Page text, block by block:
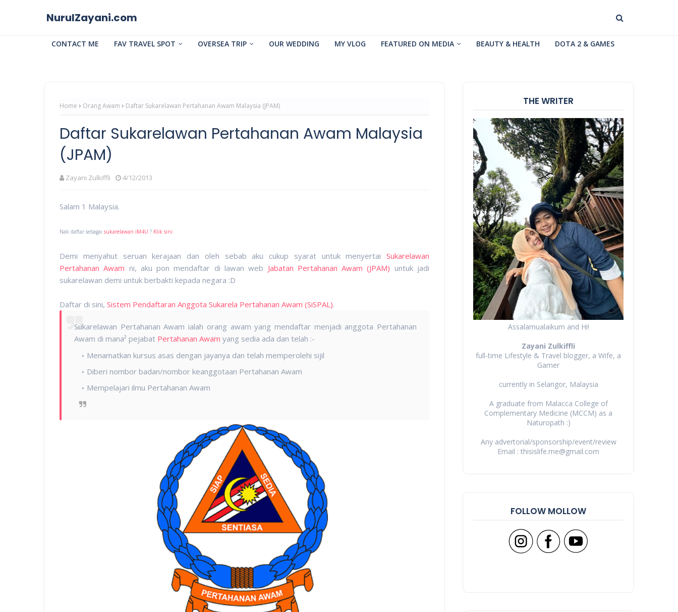
NurulZayani.com
CONTACT ME FAV TRAVEL SPOT OVERSEA TRIP OUR WEDDING MY VLOG FEATURED ON MEDIA BEAUTY & HEALTH DOTA 2 & GAMES
Home Orang Awam Daftar Sukarelawan Pertahanan Awam Malaysia (JPAM)
Daftar Sukarelawan Pertahanan Awam Malaysia
(JPAM)
Zayani Zulkiffli 4/12/2013
Salam 1 Malaysia.
Nak daftar sebagai sukarelawan iM4U ? Klik sini.
Demi menyahut seruan kerajaan dan oleh sebab aku cukup syarat untuk menyertai Sukarelawan
Pertahanan Awam ni, aku pon mendaftar di lawan web Jabatan Pertahanan Awam (JPAM) untuk jadi
sukarelawan demi untuk berbakti kepada negara :D
Daftar di sini, Sistem Pendaftaran Anggota Sukarela Pertahanan Awam (SiSPAL).
Sukarelawan Pertahanan Awam ialah orang awam yang mendaftar menjadi anggota Pertahanan
Awam di mana² pejabat Pertahanan Awam yang sedia ada dan telah :-
Menamatkan kursus asas dengan jayanya dan telah memperolehi sijil
Diberi nombor badan/nombor keanggotaan Pertahanan Awam
Mempelajari ilmu Pertahanan Awam
THE WRITER
Assalamualaikum and Hi!
Zayani Zulkiffli
full-time Lifestyle & Travel blogger, a Wife, a
Gamer
currently in Selangor, Malaysia
A graduate from Malacca College of
Complementary Medicine (MCCM) as a
Naturopath :)
Any advertorial/sponsorship/event/review
Email : thisislife.me@gmail.com
FOLLOW MOLLOW